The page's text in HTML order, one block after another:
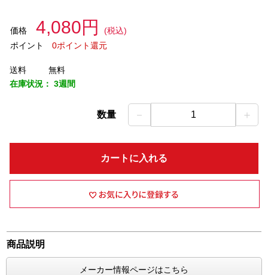
価格 4,080円
(税込)
ポイント
0ポイント還元
送料
無料
在庫状況： 3週間
数量 － 1 ＋
カートに入れる
商品説明
メーカー情報ページはこちら